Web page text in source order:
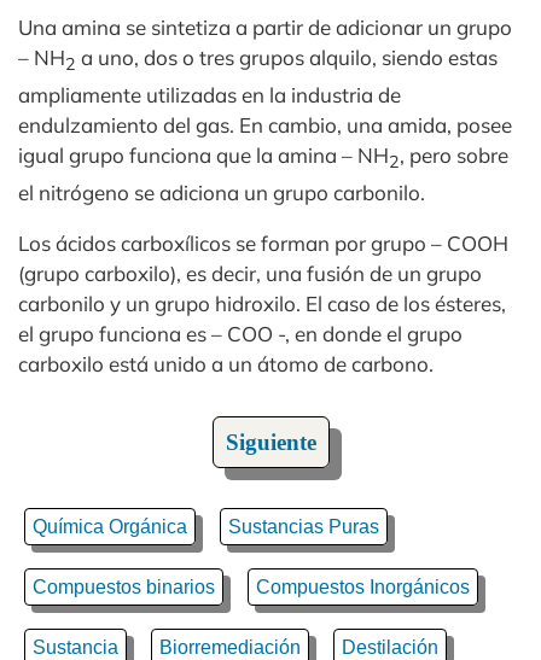
Una amina se sintetiza a partir de adicionar un grupo
– NH2 a uno, dos o tres grupos alquilo, siendo estas
ampliamente utilizadas en la industria de
endulzamiento del gas. En cambio, una amida, posee
igual grupo funciona que la amina – NH2, pero sobre
el nitrógeno se adiciona un grupo carbonilo.
Los ácidos carboxílicos se forman por grupo – COOH
(grupo carboxilo), es decir, una fusión de un grupo
carbonilo y un grupo hidroxilo. El caso de los ésteres,
el grupo funciona es – COO -, en donde el grupo
carboxilo está unido a un átomo de carbono.
Siguiente
Química Orgánica Sustancias Puras
Compuestos binarios Compuestos Inorgánicos
Sustancia Biorremediación Destilación